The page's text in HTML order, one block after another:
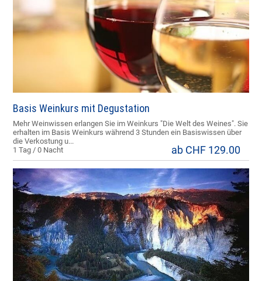
Basis Weinkurs mit Degustation
Mehr Weinwissen erlangen Sie im Weinkurs "Die Welt des Weines". Sie
erhalten im Basis Weinkurs während 3 Stunden ein Basiswissen über
die Verkostung u...
1 Tag / 0 Nacht
ab CHF 129.00